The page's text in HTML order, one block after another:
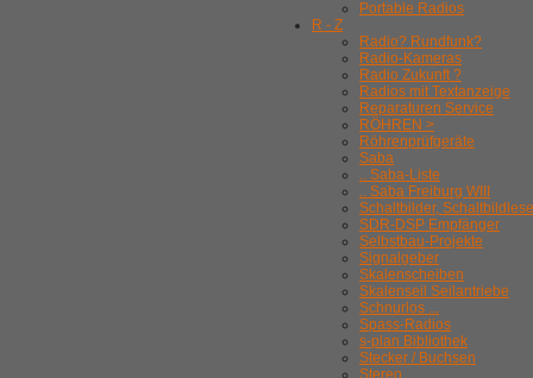
Portable Radios
R - Z
Radio? Rundfunk?
Radio-Kameras
Radio Zukunft ?
Radios mit Textanzeige
Reparaturen Service
RÖHREN >
Röhrenprüfgeräte
Saba
.. Saba-Liste
.. Saba Freiburg WIII
Schaltbilder,
SDR-DSP Empfänger
Selbstbau-Projekte
Signalgeber
Skalenscheiben
Skalenseil Seilantriebe
Schnurlos ...
Spass-Radios
s-plan Bibliothek
Stecker / Buchsen
Stereo